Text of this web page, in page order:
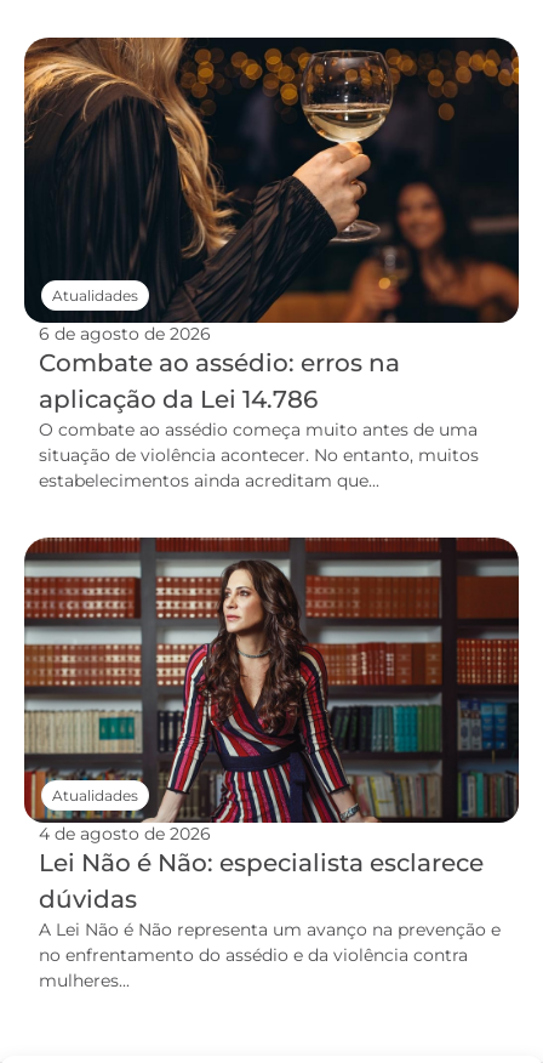
6 de agosto de 2026
Combate ao assédio: erros na
aplicação da Lei 14.786
O combate ao assédio começa muito antes de uma
situação de violência acontecer. No entanto, muitos
estabelecimentos ainda acreditam que...
Atualidades
4 de agosto de 2026
Lei Não é Não: especialista esclarece
dúvidas
A Lei Não é Não representa um avanço na prevenção e
no enfrentamento do assédio e da violência contra
mulheres...
Atualidades